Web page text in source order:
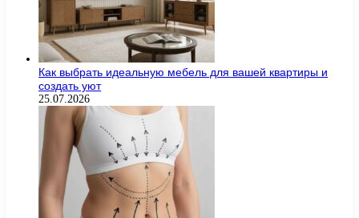
Как выбрать идеальную мебель для вашей квартиры и
создать уют
25.07.2026